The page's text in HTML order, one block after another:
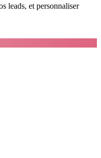
leads, et personnaliser